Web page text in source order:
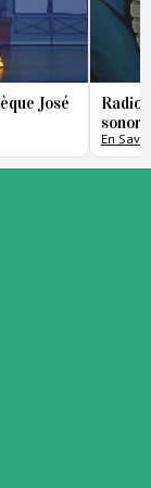
José
Radio
En